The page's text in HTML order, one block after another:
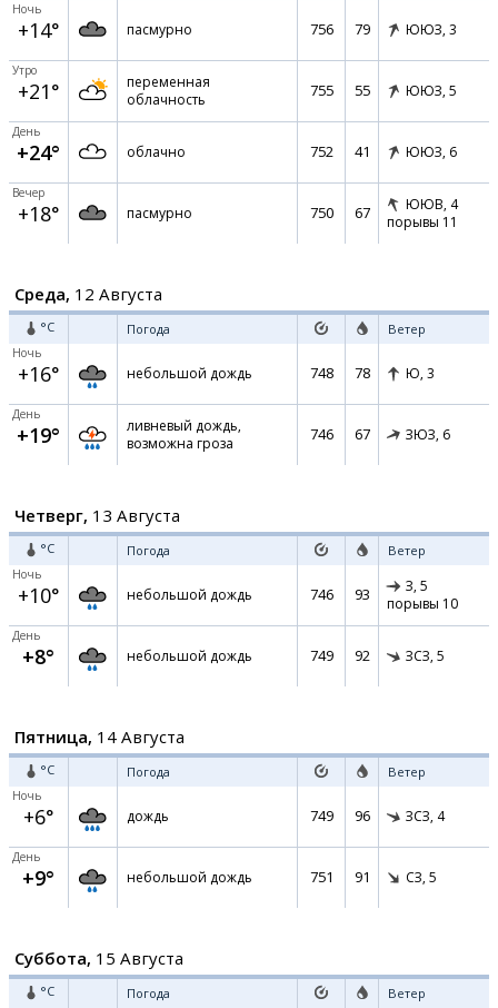
Ночь
+14° пасмурно 756 79 ЮЮЗ, 3
Утро
+21°
переменная
облачность
755 55 ЮЮЗ, 5
День
+24° облачно 752 41 ЮЮЗ, 6
Вечер
+18° пасмурно 750 67 ЮЮВ, 4
порывы 11
Среда, 12 Августа
°C Погода Ветер
Ночь
+16° небольшой дождь 748 78 Ю, 3
День
+19°
ливневый дождь,
возможна гроза
746 67 ЗЮЗ, 6
Четверг, 13 Августа
°C Погода Ветер
Ночь
+10° небольшой дождь 746 93 З, 5
порывы 10
День
+8° небольшой дождь 749 92 ЗСЗ, 5
Пятница, 14 Августа
°C Погода Ветер
Ночь
+6° дождь 749 96 ЗСЗ, 4
День
+9° небольшой дождь 751 91 СЗ, 5
Суббота, 15 Августа
°C Погода Ветер